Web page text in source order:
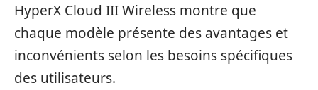
HyperX Cloud III Wireless montre que
chaque modèle présente des avantages et
inconvénients selon les besoins spécifiques
des utilisateurs.